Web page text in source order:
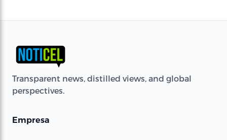
Transparent news, distilled views, and global
perspectives.
Empresa